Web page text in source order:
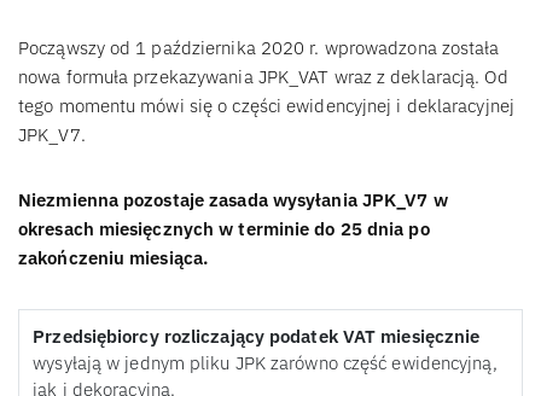
Począwszy od 1 października 2020 r. wprowadzona została
nowa formuła przekazywania JPK_VAT wraz z deklaracją. Od
tego momentu mówi się o części ewidencyjnej i deklaracyjnej
JPK_V7.
Niezmienna pozostaje zasada wysyłania JPK_V7 w
okresach miesięcznych w terminie do 25 dnia po
zakończeniu miesiąca.
Przedsiębiorcy rozliczający podatek VAT miesięcznie
wysyłają w jednym pliku JPK zarówno część ewidencyjną,
jak i dekoracyjną.